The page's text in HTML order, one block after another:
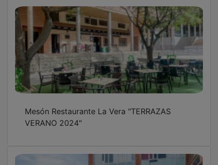
Mesón Restaurante La Vera "TERRAZAS
VERANO 2024"